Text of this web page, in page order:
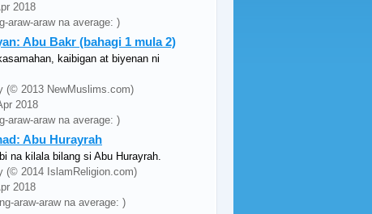
2018
araw-araw na average: )
Abu Bakr (bahagi 1 mula 2)
kaibigan at biyenan ni
(© 2013 NewMuslims.com)
2018
araw-araw na average: )
Abu Hurayrah
na kilala bilang si Abu Hurayrah.
(© 2014 IslamReligion.com)
2018
araw-araw na average: )